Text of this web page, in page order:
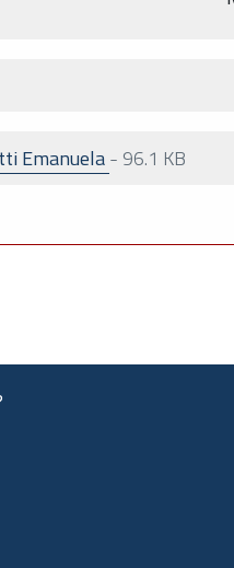
Emanuela- 96.1 KB